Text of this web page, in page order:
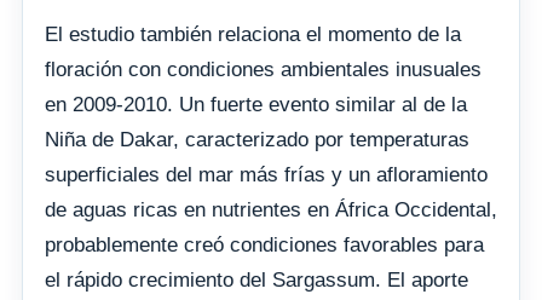
El estudio también relaciona el momento de la
floración con condiciones ambientales inusuales
en 2009-2010. Un fuerte evento similar al de la
Niña de Dakar, caracterizado por temperaturas
superficiales del mar más frías y un afloramiento
de aguas ricas en nutrientes en África Occidental,
probablemente creó condiciones favorables para
el rápido crecimiento del Sargassum. El aporte